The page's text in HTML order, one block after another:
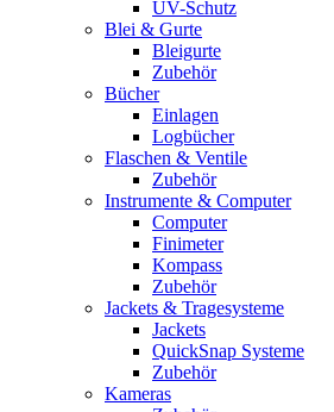
UV-Schutz
Blei & Gurte
Bleigurte
Zubehör
Bücher
Einlagen
Logbücher
Flaschen & Ventile
Zubehör
Instrumente & Computer
Computer
Finimeter
Kompass
Zubehör
Jackets & Tragesysteme
Jackets
QuickSnap Systeme
Zubehör
Kameras